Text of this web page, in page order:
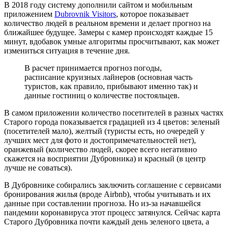
В 2018 году систему дополнили сайтом и мобильным
приложением Dubrovnik Visitors, которое показывает
количество людей в реальном времени и делает прогноз на
ближайшее будущее. Замеры с камер происходят каждые 15
минут, вдобавок умные алгоритмы просчитывают, как может
измениться ситуация в течение дня.
В расчет принимается прогноз погоды,
расписание круизных лайнеров (основная часть
туристов, как правило, прибывают именно так) и
данные гостиниц о количестве постояльцев.
В самом приложении количество посетителей в разных частях
Старого города показывается градацией из 4 цветов: зеленый
(посетителей мало), желтый (туристы есть, но очередей у
лучших мест для фото и достопримечательностей нет),
оранжевый (количество людей, скорее всего негативно
скажется на восприятии Дубровника) и красный (в центр
лучше не соваться).
В Дубровнике собирались заключить соглашение с сервисами
бронирования жилья (вроде Airbnb), чтобы учитывать и их
данные при составлении прогноза. Но из-за начавшейся
пандемии коронавируса этот процесс затянулся. Сейчас карта
Старого Дубровника почти каждый день зеленого цвета, а